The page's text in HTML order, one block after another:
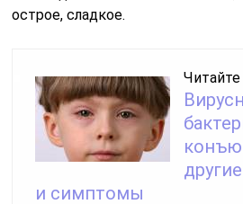
острое, сладкое.
и симптомы